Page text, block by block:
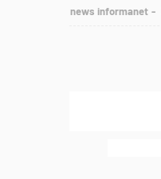
news informanet